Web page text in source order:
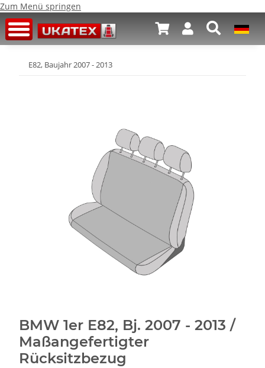
Zum Menü springen
E82, Baujahr 2007 - 2013
BMW 1er E82, Bj. 2007 - 2013 /
Maßangefertigter
Rücksitzbezug